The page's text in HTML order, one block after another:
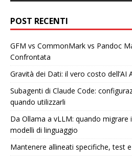
POST RECENTI
GFM vs CommonMark vs Pandoc
Confrontata
Gravità dei Dati: il vero costo dell’AI
Subagenti di Claude Code:
quando utilizzarli
Da Ollama a vLLM: quando
modelli di linguaggio
Mantenere allineati specifiche, test